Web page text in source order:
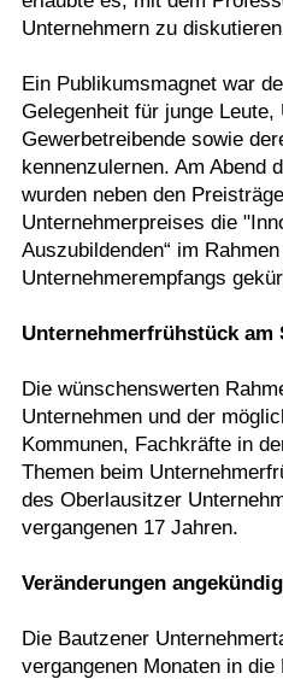
Unternehmern zu
Ein Publikumsmagnet war
Gelegenheit für junge Leute,
Gewerbetreibende sowie
kennenzulernen. Am Abend
wurden neben den
Unternehmerpreises die
Auszubildenden“ im
Unternehmerempfangs
Unternehmerfrühstück am
Die wünschenswerten
Unternehmen und der
Kommunen, Fachkräfte in
Themen beim
des Oberlausitzer
vergangenen 17 Jahren.
Veränderungen
Die Bautzener
vergangenen Monaten in